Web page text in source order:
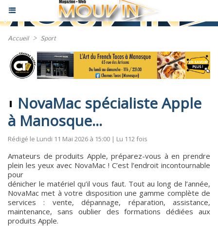
Accueil > Sport
NovaMac spécialiste Apple
à Manosque...
Rédigé le Lundi 11 Mai 2026 à 15:00 | Lu 112 fois
Amateurs de produits Apple, préparez-vous à en prendre
plein les yeux avec NovaMac ! C’est l’endroit incontournable
pour
dénicher le matériel qu’il vous faut. Tout au long de l’année,
NovaMac met à votre disposition une gamme complète de
services : vente, dépannage, réparation, assistance,
maintenance, sans oublier des formations dédiées aux
produits Apple.